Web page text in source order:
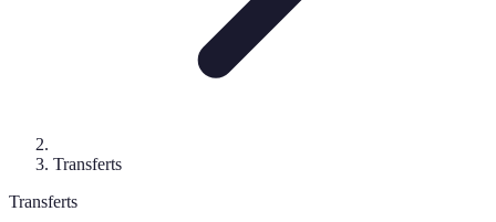
Transferts
Transferts